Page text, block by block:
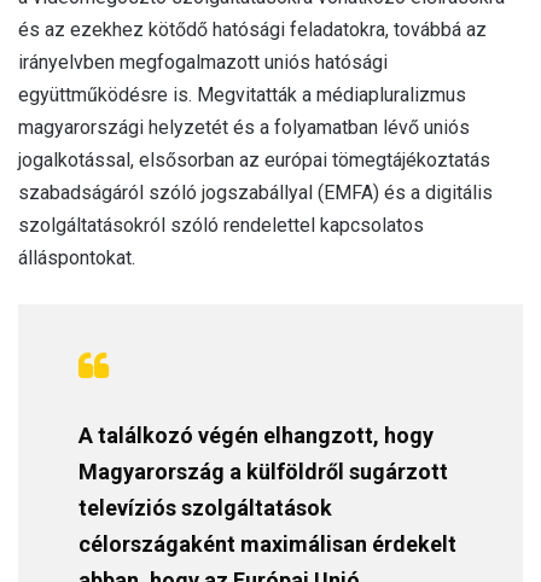
és az ezekhez kötődő hatósági feladatokra, továbbá az
irányelvben megfogalmazott uniós hatósági
együttműködésre is. Megvitatták a médiapluralizmus
magyarországi helyzetét és a folyamatban lévő uniós
jogalkotással, elsősorban az európai tömegtájékoztatás
szabadságáról szóló jogszabállyal (EMFA) és a digitális
szolgáltatásokról szóló rendelettel kapcsolatos
álláspontokat.
A találkozó végén elhangzott, hogy
Magyarország a külföldről sugárzott
televíziós szolgáltatások
célországaként maximálisan érdekelt